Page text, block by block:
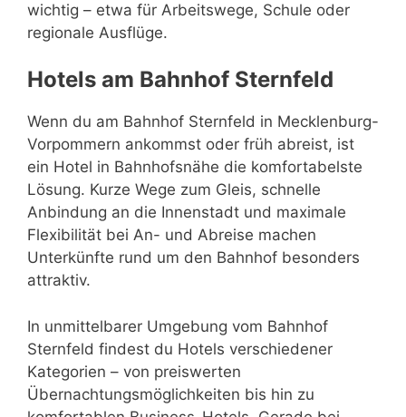
wichtig – etwa für Arbeitswege, Schule oder
regionale Ausflüge.
Hotels am Bahnhof Sternfeld
Wenn du am Bahnhof Sternfeld in Mecklenburg-
Vorpommern ankommst oder früh abreist, ist
ein Hotel in Bahnhofsnähe die komfortabelste
Lösung. Kurze Wege zum Gleis, schnelle
Anbindung an die Innenstadt und maximale
Flexibilität bei An- und Abreise machen
Unterkünfte rund um den Bahnhof besonders
attraktiv.
In unmittelbarer Umgebung vom Bahnhof
Sternfeld findest du Hotels verschiedener
Kategorien – von preiswerten
Übernachtungsmöglichkeiten bis hin zu